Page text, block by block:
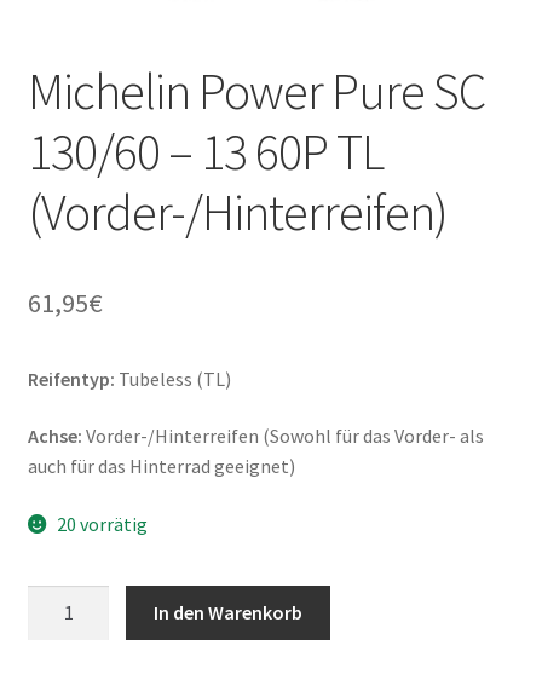
Michelin Power Pure SC
130/60 – 13 60P TL
(Vorder-/Hinterreifen)
61,95€
Reifentyp: Tubeless (TL)
Achse: Vorder-/Hinterreifen (Sowohl für das Vorder- als
auch für das Hinterrad geeignet)
20 vorrätig
In den Warenkorb